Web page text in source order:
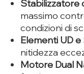
Stabilizzatore
massimo
condizioni di
Elementi UD
nitidezza
Motore Dual